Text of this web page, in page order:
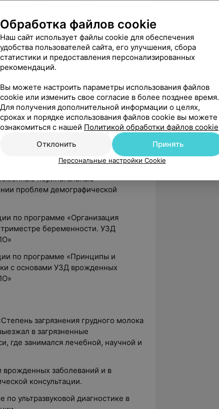
Минск
научно-практической
«Школа главного акушера-
практической конференции с
перинатальные
проблем демографической
Fetal Medicine», Франция;
семинара «Врожденные пороки
возможности диагностики и
практической конференции с
перинатальные
проблем демографической
по программе «Организация
беременности. УЗД
по программе «Принципы и
с основами УЗД врожденных
загрязнения грудного молока
в загрязненные
где занимался лечебной, научной и
заболеваний и в
консультации.
ультразвуковой диагностике в
Обработка файлов cookie
Наш сайт использует файлы cookie для обеспечения
удобства пользователей сайта, его улучшения, сбора
статистики и предоставления персонализированных
рекомендаций.
Вы можете настроить параметры использования файлов
cookie или изменить свое согласие в более позднее время.
Для получения дополнительной информации о целях,
сроках и порядке использования файлов cookie вы можете
ознакомиться с нашей Политикой обработки файлов cookie
Отклонить
Принять
Персональные настройки Cookie